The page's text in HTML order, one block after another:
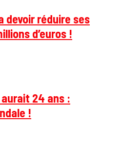
devoir réduire ses
d’euros !
24 ans :
!